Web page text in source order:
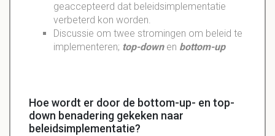
geaccepteerd dat beleidsimplementatie
verbeterd kon worden.
Discussie om twee stromingen om beleid te
implementeren; top-downen bottom-up
Hoe wordt er door de bottom-up- en top-
down benadering gekeken naar
beleidsimplementatie?